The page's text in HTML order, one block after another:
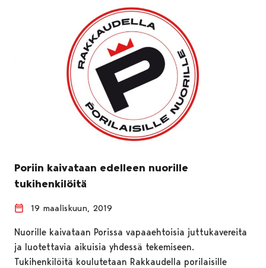
Poriin kaivataan edelleen nuorille
tukihenkilöitä
19 maaliskuun, 2019
Nuorille kaivataan Porissa vapaaehtoisia juttukavereita
ja luotettavia aikuisia yhdessä tekemiseen.
Tukihenkilöitä koulutetaan Rakkaudella porilaisille